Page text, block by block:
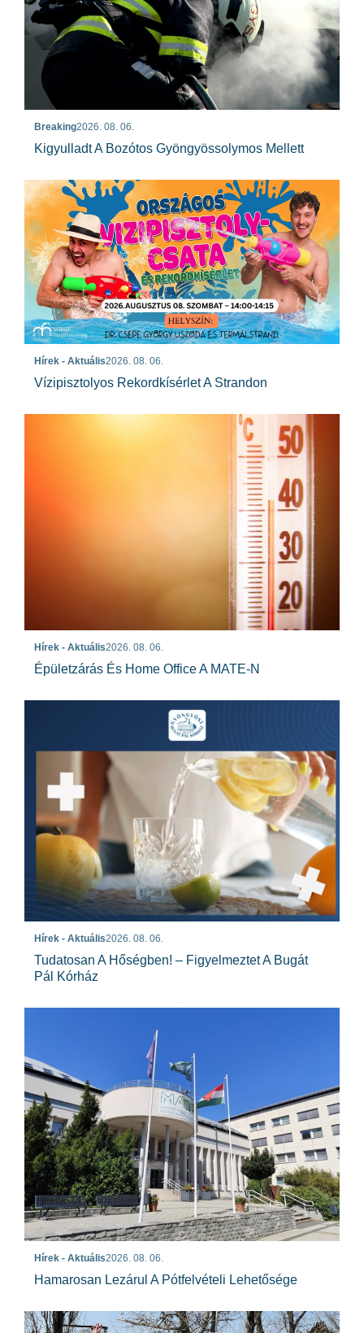
Breaking2026. 08. 06.
Kigyulladt A Bozótos Gyöngyössolymos Mellett
Hírek - Aktuális2026. 08. 06.
Vízipisztolyos Rekordkísérlet A Strandon
Hírek - Aktuális2026. 08. 06.
Épületzárás És Home Office A MATE-N
Hírek - Aktuális2026. 08. 06.
Tudatosan A Hőségben! – Figyelmeztet A Bugát
Pál Kórház
Hírek - Aktuális2026. 08. 06.
Hamarosan Lezárul A Pótfelvételi Lehetősége